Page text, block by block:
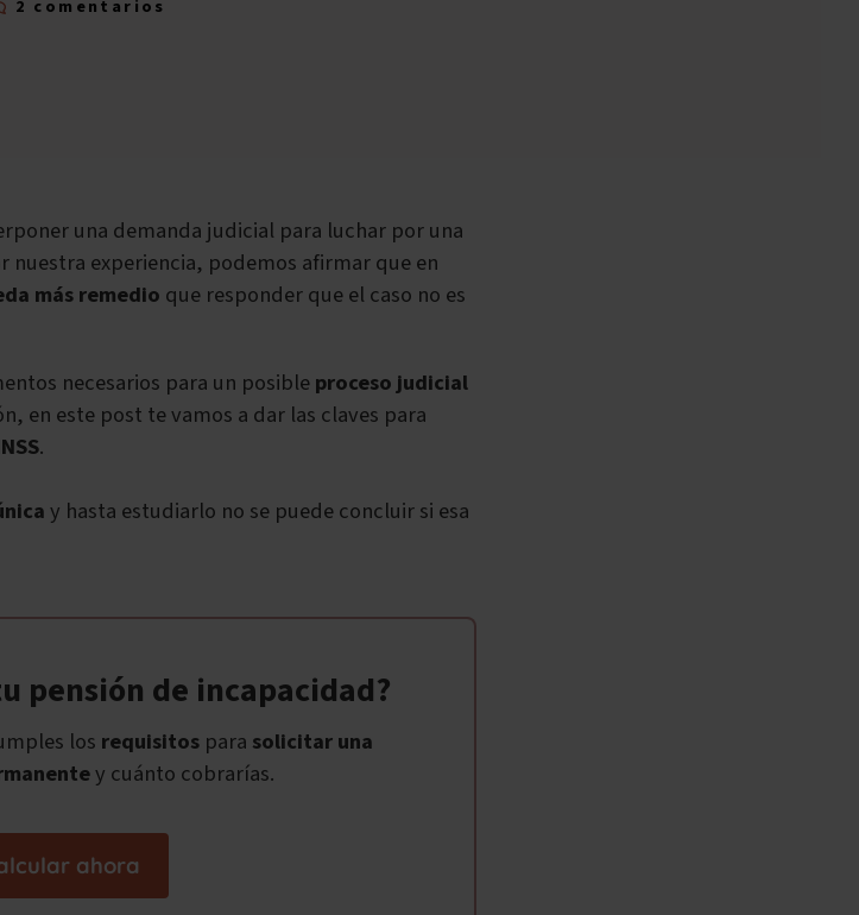
2 comentarios
una demanda judicial para luchar por una
nuestra experiencia, podemos afirmar que en
más remedio que responder que el caso no es
necesarios para un posibleproceso judicial
en este post te vamos a dar las claves para
.
y hasta estudiarlo no se puede concluir si esa
pensión de incapacidad?
los requisitospara solicitar una
y cuánto cobrarías.
ahora